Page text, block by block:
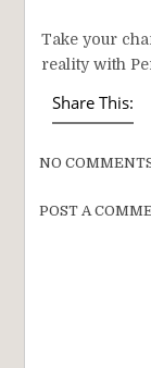
Take your
reality with
Share This:
NO
POST A